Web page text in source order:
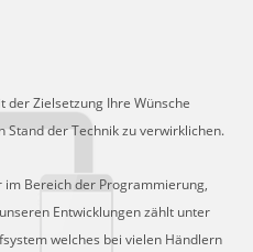
der Zielsetzung Ihre Wünsche
Stand der Technik zu verwirklichen.
im Bereich der Programmierung,
Entwicklungen zählt unter
welches bei vielen Händlern